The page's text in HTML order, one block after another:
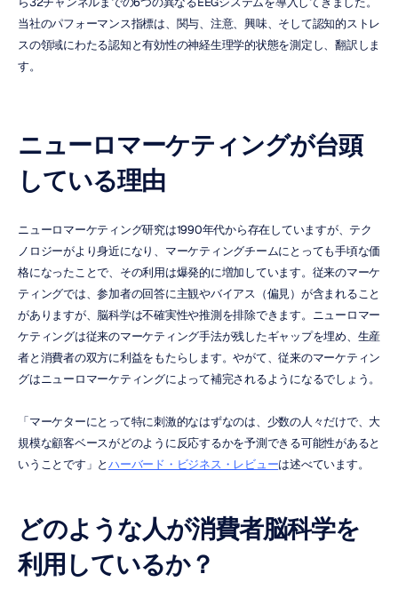
当社のパフォーマンス指標は、関与、注意、興味、そして認知的ストレ
スの領域にわたる認知と有効性の神経生理学的状態を測定し、翻訳しま
す。
ニューロマーケティングが台頭
している理由
ニューロマーケティング研究は1990年代から存在していますが、テク
ノロジーがより身近になり、マーケティングチームにとっても手頃な価
格になったことで、その利用は爆発的に増加しています。従来のマーケ
ティングでは、参加者の回答に主観やバイアス（偏見）が含まれること
がありますが、脳科学は不確実性や推測を排除できます。ニューロマー
ケティングは従来のマーケティング手法が残したギャップを埋め、生産
者と消費者の双方に利益をもたらします。やがて、従来のマーケティン
グはニューロマーケティングによって補完されるようになるでしょう。
「マーケターにとって特に刺激的なはずなのは、少数の人々だけで、大
規模な顧客ベースがどのように反応するかを予測できる可能性があると
いうことです」とハーバード・ビジネス・レビューは述べています。
どのような人が消費者脳科学を
利用しているか？